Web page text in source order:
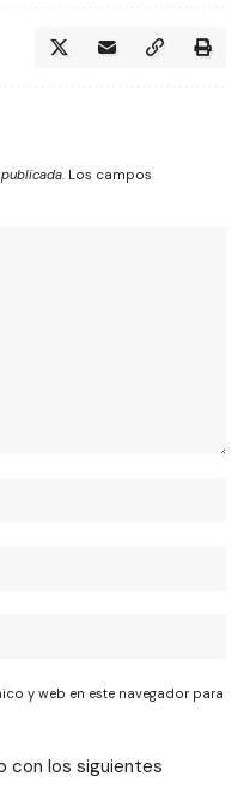
Los campos
y web en este navegador para
con los siguientes